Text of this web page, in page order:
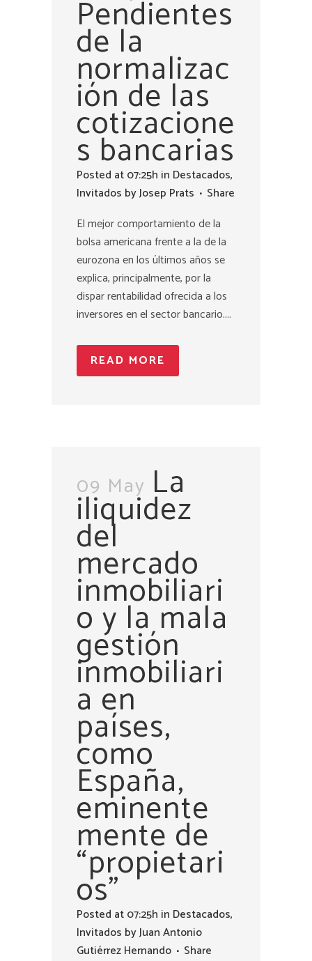
Pendientes
de la
normalizac
ión de las
cotizacione
s bancarias
Posted at 07:25h in Destacados,
Invitados byJosep Prats
Share
El mejor comportamiento de la
bolsa americana frente a la de la
eurozona en los últimos años se
explica, principalmente, por la
dispar rentabilidad ofrecida a los
inversores en el sector bancario....
READ MORE
09 May La
iliquidez
del
mercado
inmobiliari
o y la mala
gestión
inmobiliari
a en
países,
como
España,
eminente
mente de
“propietari
os”
Posted at 07:25h in Destacados,
Invitados byJuan Antonio
Gutiérrez Hernando
Share